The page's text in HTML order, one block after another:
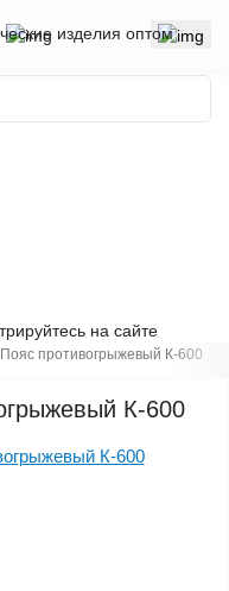
изделия оптом
на сайте
противогрыжевый К-600
К-600